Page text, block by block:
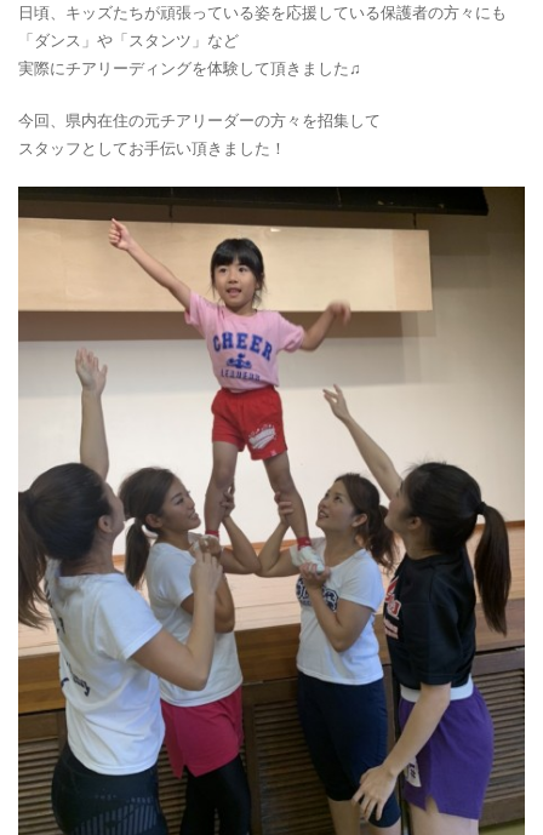
日頃、キッズたちが頑張っている姿を応援している保護者の方々にも
「ダンス」や「スタンツ」など
実際にチアリーディングを体験して頂きました♫
今回、県内在住の元チアリーダーの方々を招集して
スタッフとしてお手伝い頂きました！